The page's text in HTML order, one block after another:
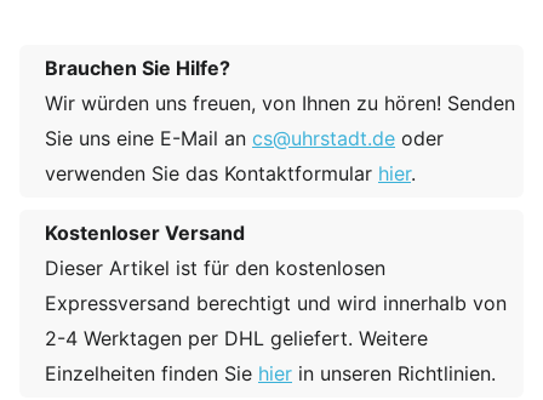
Brauchen Sie Hilfe?
Wir würden uns freuen, von Ihnen zu hören! Senden
Sie uns eine E-Mail an cs@uhrstadt.de oder
verwenden Sie das Kontaktformular hier.
Kostenloser Versand
Dieser Artikel ist für den kostenlosen
Expressversand berechtigt und wird innerhalb von
2-4 Werktagen per DHL geliefert. Weitere
Einzelheiten finden Sie hier in unseren Richtlinien.